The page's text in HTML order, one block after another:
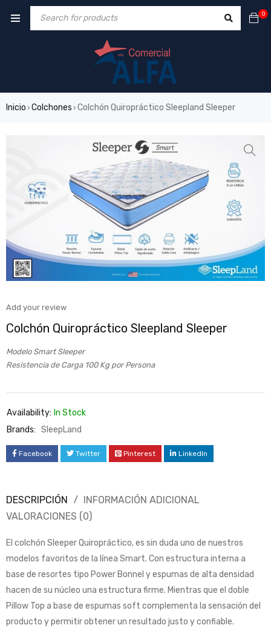
0
Inicio › Colchones › Colchón Quiropráctico Sleepland Sleeper
Add your review
Colchón Quiropráctico Sleepland Sleeper
Modelo Smart Sleeper
Resistencia de Carga 100 Kg por Persona
Availability: In Stock
Brands: SleepLand
Facebook Twitter Pinterest LinkedIn
DESCRIPCIÓN
INFORMACIÓN ADICIONAL
VALORACIONES (0)
El colchón Sleeper Quiropráctico, es sin duda uno de nuestros
modelos favoritos de la línea Smart. Con estructura interna a
base de resortes tipo Power Bonnel y espumas de alta densidad
hacen de su núcleo una estructura firme. Mientras que el doble
Pillow Top a base de espumas soft complementa la sensación del
producto y permitir obtener un resultado justo y confiable.